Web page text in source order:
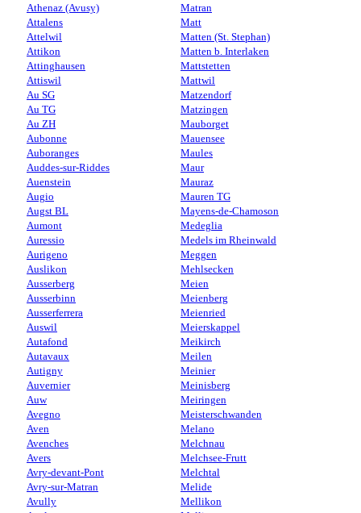
Athenaz (Avusy)
Attalens
Attelwil
Attikon
Attinghausen
Attiswil
Au SG
Au TG
Au ZH
Aubonne
Auboranges
Auddes-sur-Riddes
Auenstein
Augio
Augst BL
Aumont
Auressio
Aurigeno
Auslikon
Ausserberg
Ausserbinn
Ausserferrera
Auswil
Autafond
Autavaux
Autigny
Auvernier
Auw
Avegno
Aven
Avenches
Avers
Avry-devant-Pont
Avry-sur-Matran
Avully
Matran
Matt
Matten (St. Stephan)
Matten b. Interlaken
Mattstetten
Mattwil
Matzendorf
Matzingen
Mauborget
Mauensee
Maules
Maur
Mauraz
Mauren TG
Mayens-de-Chamoson
Medeglia
Medels im Rheinwald
Meggen
Mehlsecken
Meien
Meienberg
Meienried
Meierskappel
Meikirch
Meilen
Meinier
Meinisberg
Meiringen
Meisterschwanden
Melano
Melchnau
Melchsee-Frutt
Melchtal
Melide
Mellikon